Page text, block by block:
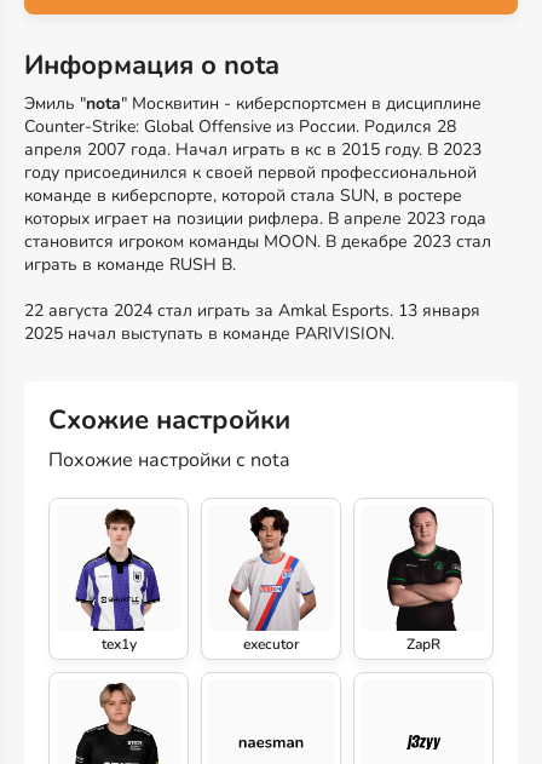
Информация о nota
Эмиль "nota" Москвитин - киберспортсмен в дисциплине
Counter-Strike: Global Offensive из России. Родился 28
апреля 2007 года. Начал играть в кс в 2015 году. В 2023
году присоединился к своей первой профессиональной
команде в киберспорте, которой стала SUN, в ростере
которых играет на позиции рифлера. В апреле 2023 года
становится игроком команды MOON. В декабре 2023 стал
играть в команде RUSH B.
22 августа 2024 стал играть за Amkal Esports. 13 января
2025 начал выступать в команде PARIVISION.
Схожие настройки
Похожие настройки с nota
tex1y executor ZapR